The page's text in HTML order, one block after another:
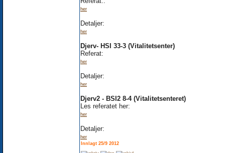
her
Detaljer:
her
Djerv- HSI 33-3 (Vitalitetsenter)
Referat:
her
Detaljer:
her
Djerv2 - BSI2 8-4 (Vitalitetsenteret)
Les referatet her:
her
Detaljer:
her
Innlagt 25/9 2012